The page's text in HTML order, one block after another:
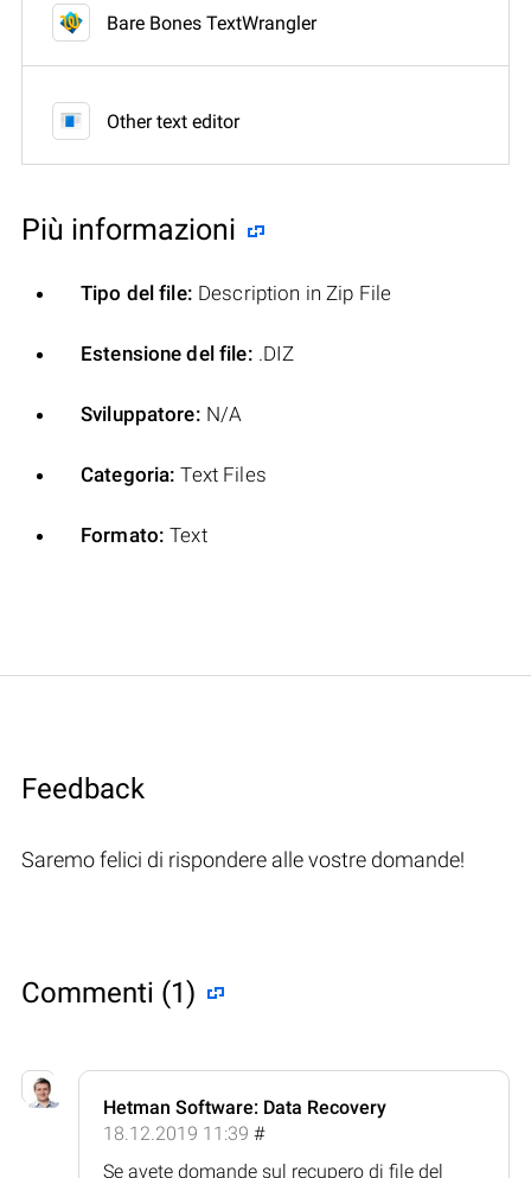
Bare Bones TextWrangler
Other text editor
Più informazioni
Tipo del file: Description in Zip File
Estensione del file: .DIZ
Sviluppatore: N/A
Categoria: Text Files
Formato: Text
Feedback
Saremo felici di rispondere alle vostre domande!
Commenti (1)
Hetman Software: Data Recovery
18.12.2019 11:39 #
Se avete domande sul recupero di file del